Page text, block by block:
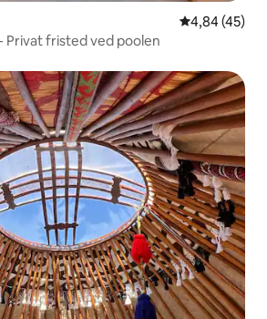
4,84 ud af 5 i
4,84 (45)
Privat fristed ved poolen